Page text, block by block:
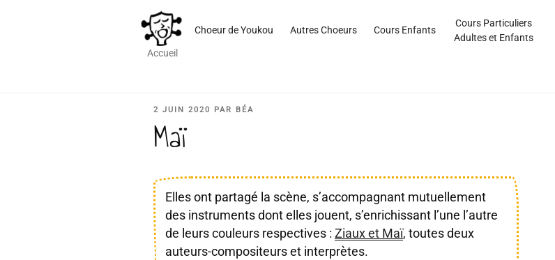
Accueil
Choeur de Youkou Autres Choeurs Cours Enfants
Cours Particuliers
Adultes et Enfants
PUBLIÉ
2 JUIN 2020 PAR BÉA
Maï
Elles ont partagé la scène, s’accompagnant mutuellement
des instruments dont elles jouent, s’enrichissant l’une l’autre
de leurs couleurs respectives :Ziaux et Maï, toutes deux
auteurs-compositeurs et interprètes.